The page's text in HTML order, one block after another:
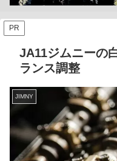
PR
JA11ジムニーの
ランス調整
JIMNY